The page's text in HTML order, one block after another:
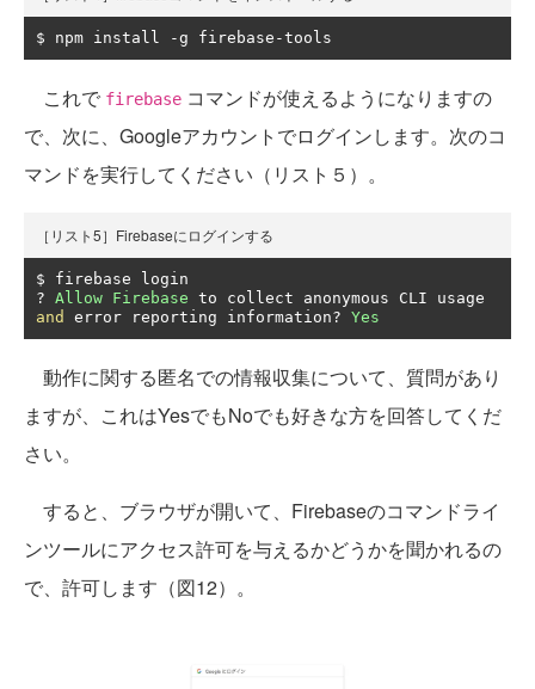
$ npm install -g firebase -tools
これで firebase コマンドが使えるようになりますの
で、次に、Googleアカウントでログインします。次のコ
マンドを実行してください（リスト５）。
［リスト5］Firebaseにログインする
? Allow Firebase
and
error reporting information? Yes
動作に関する匿名での情報収集について、質問があり
ますが、これはYesでもNoでも好きな方を回答してくだ
さい。
すると、ブラウザが開いて、Firebaseのコマンドライ
ンツールにアクセス許可を与えるかどうかを聞かれるの
で、許可します（図12）。